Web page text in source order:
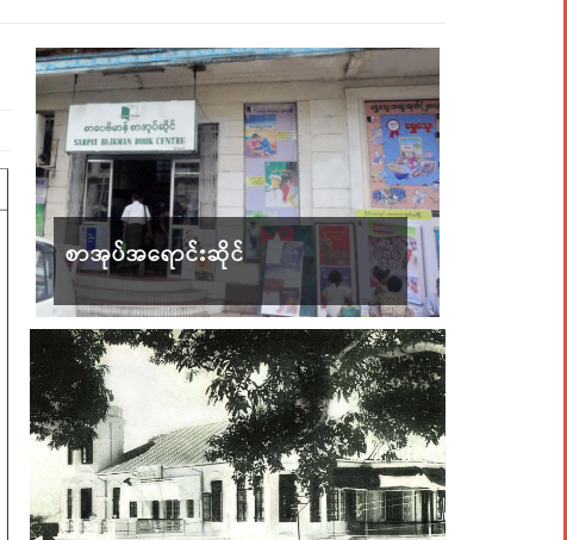
စာအုပ်အရောင်းဆိုင်